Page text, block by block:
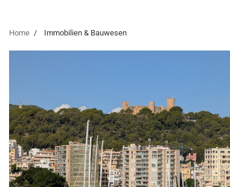
Home Immobilien & Bauwesen